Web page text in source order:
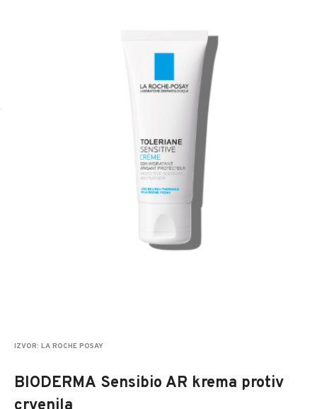
IZVOR: LA ROCHE POSAY
BIODERMA Sensibio AR krema protiv